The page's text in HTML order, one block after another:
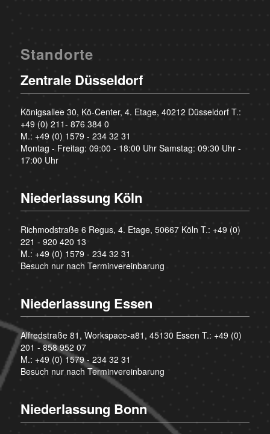
Standorte
Zentrale Düsseldorf
Königsallee 30, Kö-Center, 4. Etage, 40212 Düsseldorf T.:
+49 (0) 211- 876 384 0
M.: +49 (0) 1579 - 234 32 31
Montag - Freitag: 09:00 - 18:00 Uhr Samstag: 09:30 Uhr -
17:00 Uhr
Niederlassung Köln
Richmodstraße 6 Regus, 4. Etage, 50667 Köln T.: +49 (0)
221 - 920 420 13
M.: +49 (0) 1579 - 234 32 31
Besuch nur nach Terminvereinbarung
Niederlassung Essen
Alfredstraße 81, Workspace-a81, 45130 Essen T.: +49 (0)
201 - 858 952 07
M.: +49 (0) 1579 - 234 32 31
Besuch nur nach Terminvereinbarung
Niederlassung Bonn